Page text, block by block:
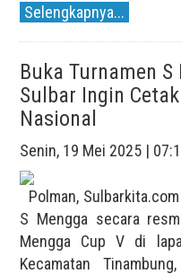
Selengkapnya...
Buka Turnamen S
Sulbar Ingin
Nasional
Senin, 19 Mei 2025 |
Polman,
S Mengga secara
Mengga Cup V di
Kecamatan